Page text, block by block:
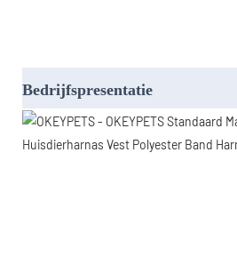
Bedrijfspresentatie